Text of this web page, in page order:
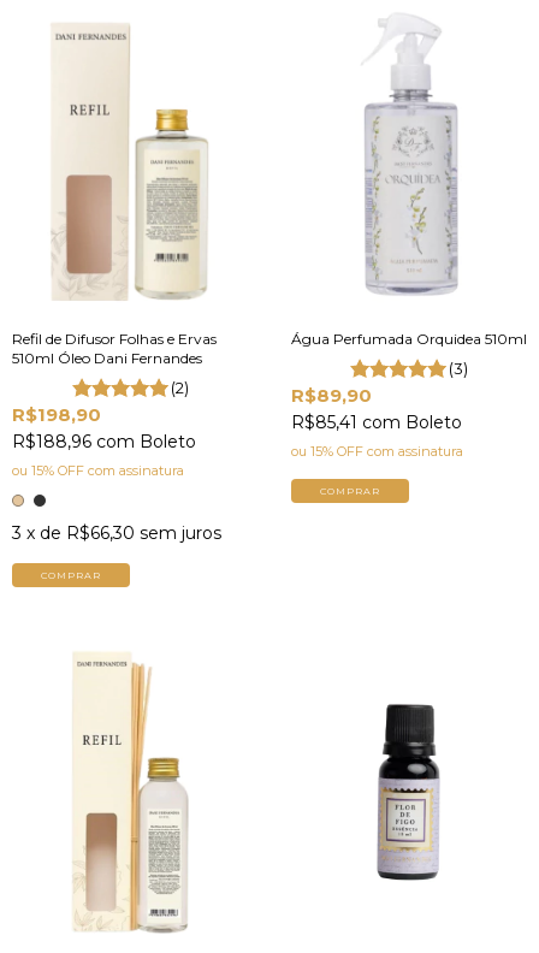
Refil de Difusor Folhas e Ervas
510ml Óleo Dani Fernandes
(2)
R$198,90
R$188,96 com Boleto
ou 15% OFF com assinatura
3 x de R$66,30 sem juros
COMPRAR
Água Perfumada Orquidea 510ml
(3)
R$89,90
R$85,41 com Boleto
ou 15% OFF com assinatura
COMPRAR